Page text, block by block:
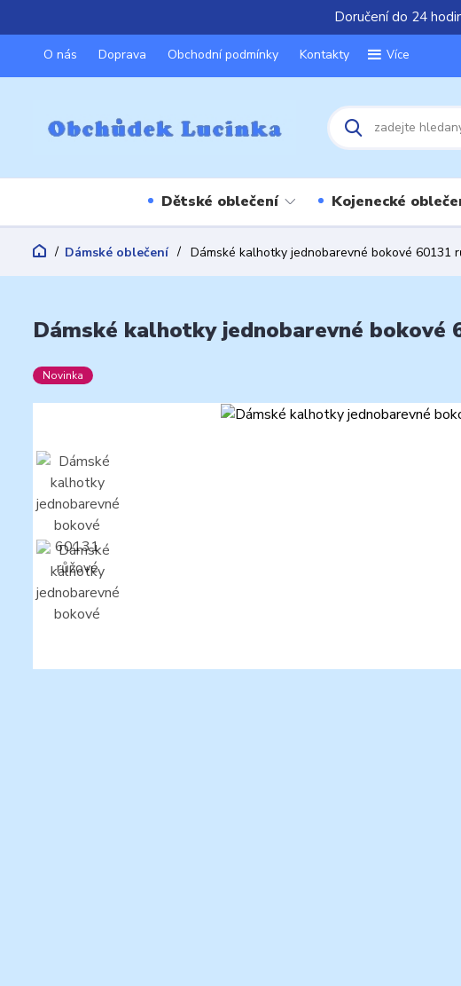
Doručení do 24
O nás Doprava Obchodní podmínky Kontakty Více
Dětské oblečení Kojenecké
Dámské oblečení Dámské kalhotky jednobarevné bokové 60131
Dámské kalhotky jednobarevné bokové
Novinka